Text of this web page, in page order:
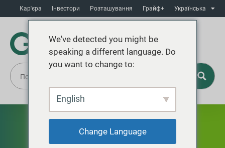
Кар'єра Інвестори Розташування Грайф+ Українська
We've detected you might be
speaking a different language. Do
you want to change to:
English
Change Language